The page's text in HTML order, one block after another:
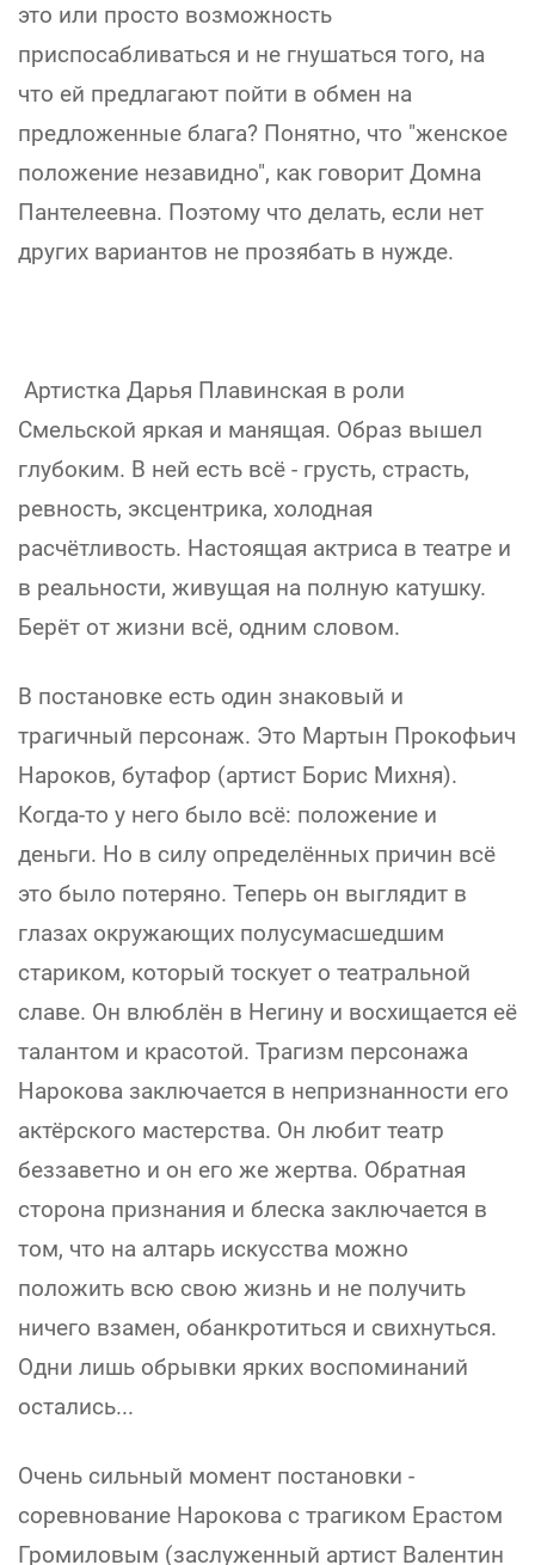
это или просто возможность
приспосабливаться и не гнушаться того, на
что ей предлагают пойти в обмен на
предложенные блага? Понятно, что "женское
положение незавидно", как говорит Домна
Пантелеевна. Поэтому что делать, если нет
других вариантов не прозябать в нужде.
Артистка Дарья Плавинская в роли
Смельской яркая и манящая. Образ вышел
глубоким. В ней есть всё - грусть, страсть,
ревность, эксцентрика, холодная
расчётливость. Настоящая актриса в театре и
в реальности, живущая на полную катушку.
Берёт от жизни всё, одним словом.
В постановке есть один знаковый и
трагичный персонаж. Это Мартын Прокофьич
Нароков, бутафор (артист Борис Михня).
Когда-то у него было всё: положение и
деньги. Но в силу определённых причин всё
это было потеряно. Теперь он выглядит в
глазах окружающих полусумасшедшим
стариком, который тоскует о театральной
славе. Он влюблён в Негину и восхищается её
талантом и красотой. Трагизм персонажа
Нарокова заключается в непризнанности его
актёрского мастерства. Он любит театр
беззаветно и он его же жертва. Обратная
сторона признания и блеска заключается в
том, что на алтарь искусства можно
положить всю свою жизнь и не получить
ничего взамен, обанкротиться и свихнуться.
Одни лишь обрывки ярких воспоминаний
остались...
Очень сильный момент постановки -
соревнование Нарокова с трагиком Ерастом
Громиловым (заслуженный артист Валентин